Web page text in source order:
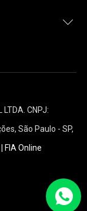
LTDA. CNPJ:
São Paulo - SP,
FIA Online